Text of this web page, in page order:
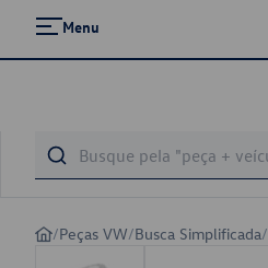
Menu
/Peças VW/Busca Simplificada/